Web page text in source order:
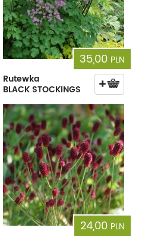
35,00 PLN
Rutewka
BLACK STOCKINGS
24,00 PLN